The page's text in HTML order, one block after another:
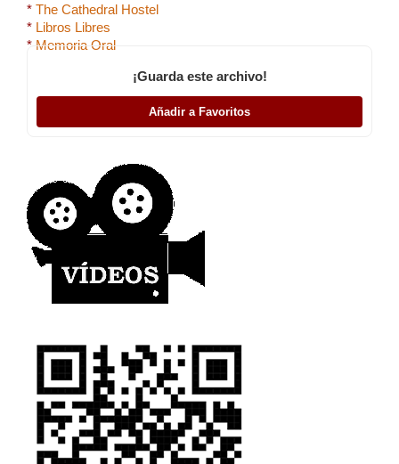
* The Cathedral Hostel
* Libros Libres
* Memoria Oral
¡Guarda este archivo!
Añadir a Favoritos